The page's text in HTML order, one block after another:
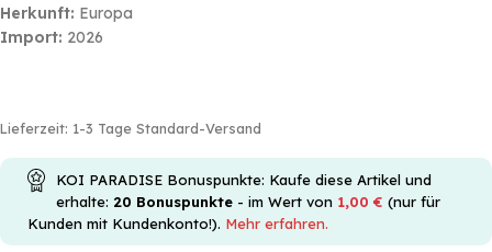
Herkunft: Europa
Import: 2026
Lieferzeit: 1-3 Tage Standard-Versand
KOI PARADISE Bonuspunkte: Kaufe diese Artikel und
erhalte: 20 Bonuspunkte - im Wert von 1,00 € (nur für
Kunden mit Kundenkonto!). Mehr erfahren.